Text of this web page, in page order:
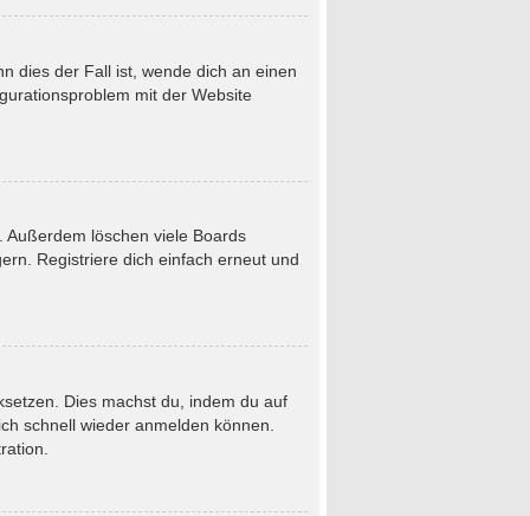
dies der Fall ist, wende dich an einen
mit der Website
löschen viele Boards
Registriere dich einfach erneut und
Dies machst du, indem du auf
schnell wieder anmelden können.